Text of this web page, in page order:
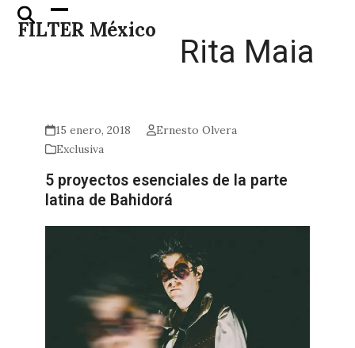
Skip
FILTER México
Open
mobile
Close
mobile
Rita Maia
15 enero, 2018
Ernesto Olvera
Exclusiva
5 proyectos esenciales de la parte
latina de Bahidorá